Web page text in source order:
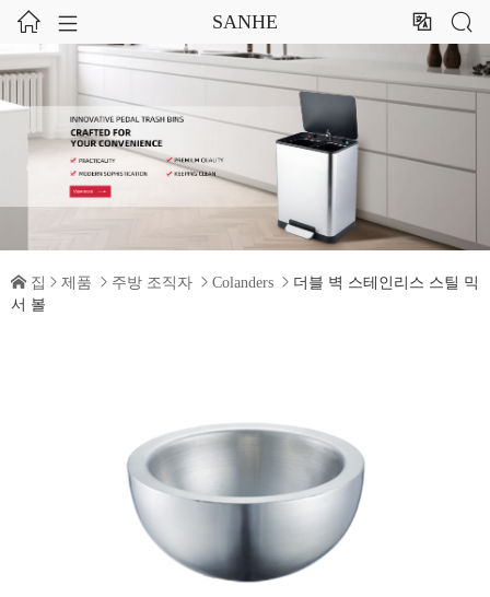
  SANHE  
 집  제품  주방 조직자  Colanders  더블 벽 스테인리스 스틸 믹
서 볼